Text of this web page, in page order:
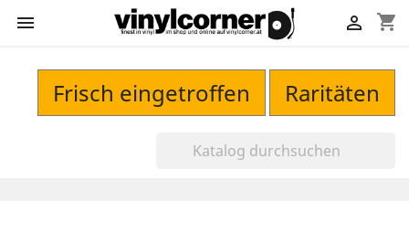
 shopping_cart

Frisch eingetroffen Raritäten